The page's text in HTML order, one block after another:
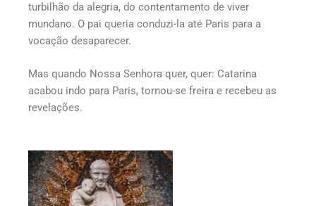
turbilhão da alegria, do contentamento de viver
mundano. O pai queria conduzi-la até Paris para a
vocação desaparecer.
Mas quando Nossa Senhora quer, quer: Catarina
acabou indo para Paris, tornou-se freira e recebeu as
revelações.